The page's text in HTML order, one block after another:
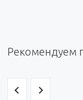
Рекомендуем